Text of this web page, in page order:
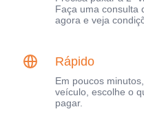
Faça uma consulta
agora e veja
Rápido
Em poucos
veículo, escolhe o
pagar.